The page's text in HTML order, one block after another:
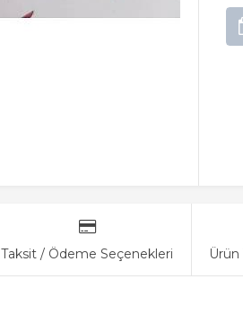
Taksit / Ödeme Seçenekleri Ürün